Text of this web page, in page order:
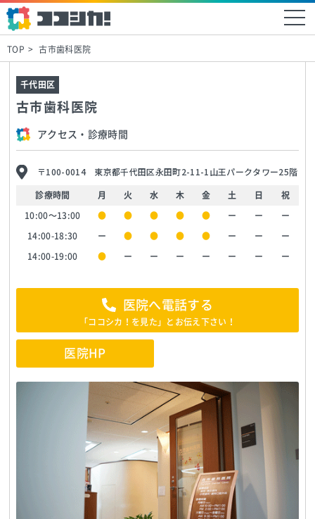
TOP 古市歯科医院
古市歯科医院
千代田区
アクセス・診療時間
〒100-0014 東京都千代田区永田町2-11-1山王パークタワー25階
診療時間 月 火 水 木 金 土 日 祝
10:00〜13:00 ● ● ● ● ● ー ー ー
14:00-18:30 ー ● ● ● ● ー ー ー
14:00-19:00 ● ー ー ー ー ー ー ー
医院へ電話する
「ココシカ！を見た」とお伝え下さい！
医院HP